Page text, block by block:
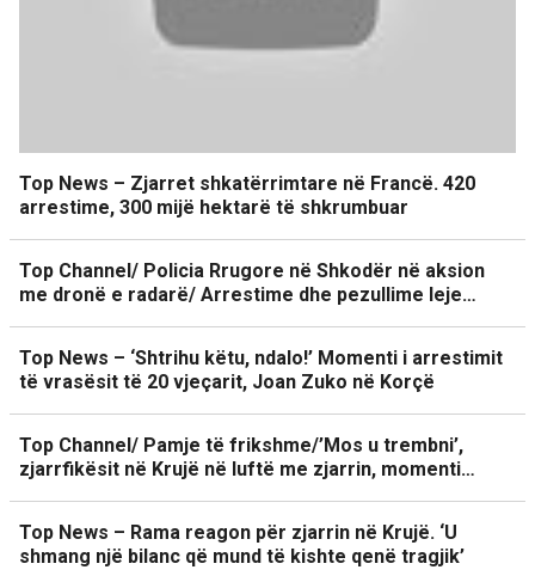
Top News – Zjarret shkatërrimtare në Francë. 420
arrestime, 300 mijë hektarë të shkrumbuar
Top Channel/ Policia Rrugore në Shkodër në aksion
me dronë e radarë/ Arrestime dhe pezullime leje…
Top News – ‘Shtrihu këtu, ndalo!’ Momenti i arrestimit
të vrasësit të 20 vjeçarit, Joan Zuko në Korçë
Top Channel/ Pamje të frikshme/’Mos u trembni’,
zjarrfikësit në Krujë në luftë me zjarrin, momenti…
Top News – Rama reagon për zjarrin në Krujë. ‘U
shmang një bilanc që mund të kishte qenë tragjik’